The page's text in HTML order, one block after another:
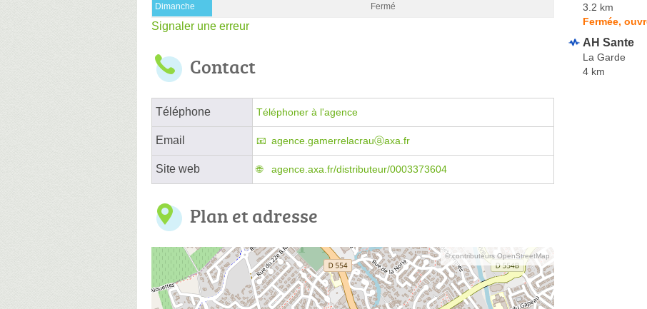
Dimanche Fermé
Signaler une erreur
Contact
Téléphone Téléphoner à l'agence
Email agence.gamerrelacrauⓐaxa.fr
Site web agence.axa.fr/distributeur/0003373604
Plan et adresse
© contributeurs OpenStreetMap
3.2 km
Fermée,
AH Sante
La Garde
4 km